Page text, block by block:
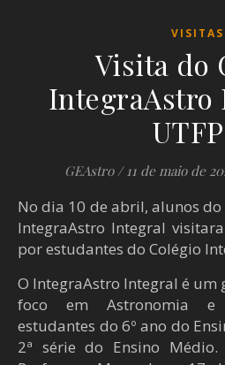
VISITAS
Visita do
IntegraAstro
GEAstro / 11 de maio de
No dia 10 de abril, alunos do Grupo de Astronomia
IntegraAstro Integral
por estudantes do Colégio
O IntegraAstro Integral é um
foco em Astronomia e
estudantes do 6º ano do
2ª série do Ensino Médio.